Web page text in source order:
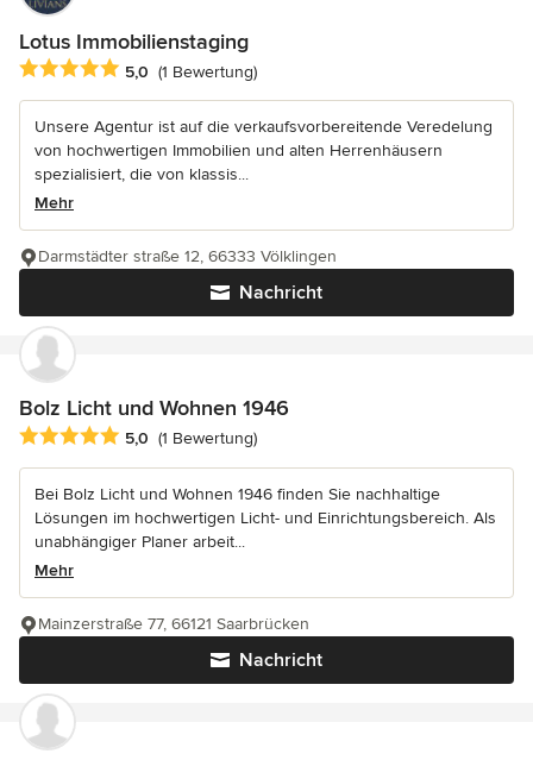
Lotus Immobilienstaging
Durchschnittliche Bewertung: 5 von 5 Sternen
5,0 (1 Bewertung)
Unsere Agentur ist auf die verkaufsvorbereitende Veredelung
von hochwertigen Immobilien und alten Herrenhäusern
spezialisiert, die von klassis...
Mehr
Nachricht
Darmstädter straße 12, 66333 Völklingen
Bolz Licht und Wohnen 1946
Durchschnittliche Bewertung: 5 von 5 Sternen
5,0 (1 Bewertung)
Bei Bolz Licht und Wohnen 1946 finden Sie nachhaltige
Lösungen im hochwertigen Licht- und Einrichtungsbereich. Als
unabhängiger Planer arbeit...
Mehr
Nachricht
Mainzerstraße 77, 66121 Saarbrücken